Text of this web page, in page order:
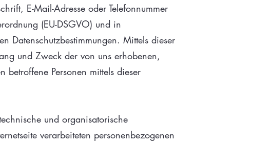
E-Mail-Adresse oder Telefonnummer
(EU-DSGVO) und in
Datenschutzbestimmungen. Mittels dieser
und Zweck der von uns erhobenen,
betroffene Personen mittels dieser
und organisatorische
verarbeiteten personenbezogenen